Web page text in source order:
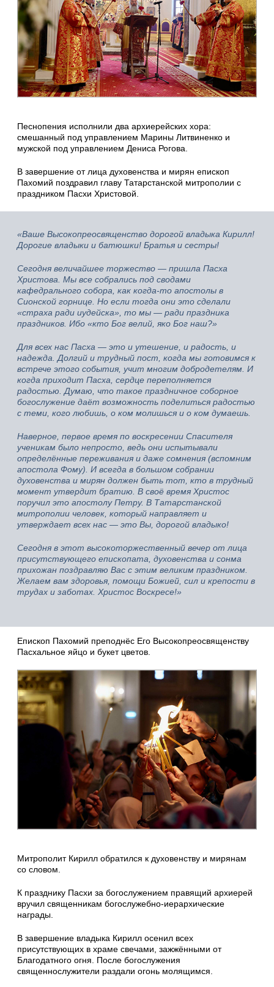
Песнопения исполнили два архиерейских хора:
смешанный под управлением Марины Литвиненко и
мужской под управлением Дениса Рогова.
В завершение от лица духовенства и мирян епископ
Пахомий поздравил главу Татарстанской митрополии с
праздником Пасхи Христовой.
«Ваше Высокопреосвященство дорогой владыка Кирилл!
Дорогие владыки и батюшки! Братья и сестры!
Сегодня величайшее торжество — пришла Пасха
Христова. Мы все собрались под сводами
кафедрального собора, как когда-то апостолы в
Сионской горнице. Но если тогда они это сделали
«страха ради иудейска», то мы — ради праздника
праздников. Ибо «кто Бог велий, яко Бог наш?»
Для всех нас Пасха — это и утешение, и радость, и
надежда. Долгий и трудный пост, когда мы готовимся к
встрече этого события, учит многим добродетелям. И
когда приходит Пасха, сердце переполняется
радостью. Думаю, что такое праздничное соборное
богослужение даёт возможность поделиться радостью
с теми, кого любишь, о ком молишься и о ком думаешь.
Наверное, первое время по воскресении Спасителя
ученикам было непросто, ведь они испытывали
определённые переживания и даже сомнения (вспомним
апостола Фому). И всегда в большом собрании
духовенства и мирян должен быть тот, кто в трудный
момент утвердит братию. В своё время Христос
поручил это апостолу Петру. В Татарстанской
митрополии человек, который направляет и
утверждает всех нас — это Вы, дорогой владыко!
Сегодня в этот высокоторжественный вечер от лица
присутствующего епископата, духовенства и сонма
прихожан поздравляю Вас с этим великим праздником.
Желаем вам здоровья, помощи Божией, сил и крепости в
трудах и заботах. Христос Воскресе!»
Епископ Пахомий преподнёс Его Высокопреосвященству
Пасхальное яйцо и букет цветов.
Митрополит Кирилл обратился к духовенству и мирянам
со словом.
К празднику Пасхи за богослужением правящий архиерей
вручил священникам богослужебно-иерархические
награды.
В завершение владыка Кирилл осенил всех
присутствующих в храме свечами, зажжёнными от
Благодатного огня. После богослужения
священнослужители раздали огонь молящимся.